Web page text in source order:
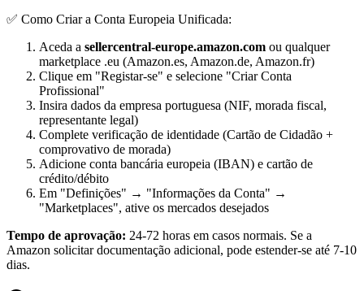
✅ Como Criar a Conta Europeia Unificada:
Aceda a sellercentral-europe.amazon.com ou qualquer
marketplace .eu (Amazon.es, Amazon.de, Amazon.fr)
Clique em "Registar-se" e selecione "Criar Conta
Profissional"
Insira dados da empresa portuguesa (NIF, morada fiscal,
representante legal)
Complete verificação de identidade (Cartão de Cidadão +
comprovativo de morada)
Adicione conta bancária europeia (IBAN) e cartão de
crédito/débito
Em "Definições" → "Informações da Conta" →
"Marketplaces", ative os mercados desejados
Tempo de aprovação: 24-72 horas em casos normais. Se a
Amazon solicitar documentação adicional, pode estender-se até 7-10
dias.